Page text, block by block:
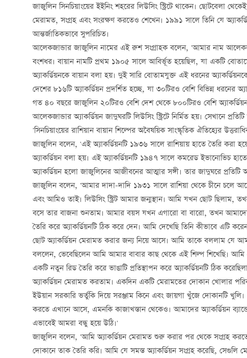
জাজুলিন সিনচিয়াংয়ের ইইনিং শহরের লিউসিং স্ট্রিটে থাকেন। ছোটবেলা
মেরামত, সংগ্রহ এবং সংরক্ষণ করতেও শেখেন। ১৯৯১ সালে তিনি যে
আন্তর্জাতিকভাবে সুপরিচিত।
আলেকজান্ডার জাজুলিন নামের এই রুশ সংগ্রাহক বলেন, 'আমার নাম
বংশধর। বায়ান নামটি প্রথম ১৯০৫ সালে আবির্ভূত হয়েছিল, যা একটি
অ্যাকর্ডিয়নকে বায়ান বলা হয়। দুই সারি বোতামযুক্ত এই ধরনের
দেশের ৮১৬টি অ্যাকর্ডিয়ন প্রদর্শিত হচ্ছে, যা ৩০টিরও বেশি বিভিন্ন ধরনের
গত ৪০ বছরে জাজুলিন ২০টিরও বেশি দেশ থেকে ৮০০টিরও বেশি
আলেকজান্ডার অ্যাকর্ডিয়ন জাদুঘরটি লিউসিং স্ট্রিটে নির্মিত হয়। সেখানে
'সিনচিয়াংয়ের রাশিয়ান বায়ান শিল্পের অবৈষয়িক সাংস্কৃতিক ঐতিহ্যের
জাজুলিন বলেন, 'এই অ্যাকর্ডিয়নটি ১৯৩৬ সালে রাশিয়ায় হাতে তৈরি করা
অ্যাকর্ডিয়ন বলা হয়। এই অ্যাকর্ডিয়নটি ১৯৪৭ সালে কমরেড ইভানোভিচ
অ্যাকর্ডিয়ন হলো জাজুলিনের আজীবনের আত্মার সঙ্গী। তার জাদুঘরে প্রতিটি
জাজুলিন বলেন, 'আমার দাদা-দাদি ১৯৩১ সালে রাশিয়া থেকে চীনে চলে
এবং আমিও তাই। লিউসিং স্ট্রিট আমার জন্মস্থান। আমি যখন ছোট ছিলাম,
বসে তার বাজনা শুনতাম। আমার বয়স যখন এগারো বা বারো, তখন আমাদের
তৈরি করে অ্যাকর্ডিয়নটি ঠিক করে দেন। আমি দেখেছি তিনি কীভাবে
ছোট অ্যাকর্ডিয়ন মেরামত করার জন্য নিয়ে আসে। আমি তাকে বললাম যে
বললেন, ভেবেছিলেন আমি আমার বাবার কাছ থেকে এই শিল্প শিখেছি।
একটি নতুন রিড তৈরি করে ভাঙাটি প্রতিস্থাপন করে অ্যাকর্ডিয়নটি ঠিক
অ্যাকর্ডিয়ন মেরামত করতাম। একদিন একটি মেরামতের দোকান খোলার
ইউয়ান সরকারি ভর্তুকি দিয়ে সরঞ্জাম কিনে এবং জায়গা খুঁজে দোকানটি
করতে এখানে আসে, এমনকি কাজাখস্তান থেকেও। আমাদের অ্যাকর্ডিয়ন
এভাবেই আমরা বন্ধু হয়ে উঠি।'
জাজুলিন বলেন, 'আমি অ্যাকর্ডিয়ন মেরামত শুরু করার পর থেকে সংগ্রহ
দোকানে তাক তৈরি করি। আমি যে সমস্ত অ্যাকর্ডিয়ন সংগ্রহ করেছি,